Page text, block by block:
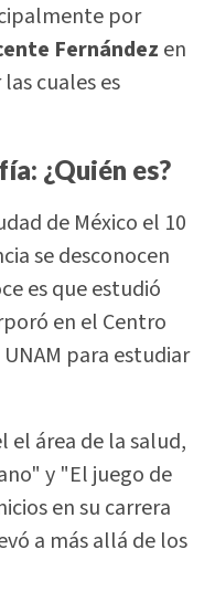
por
Fernández en
cuales es
¿Quién es?
de México el 10
se desconocen
es que estudió
en el Centro
para estudiar
el área de la salud,
y "El juego de
en su carrera
a más allá de los